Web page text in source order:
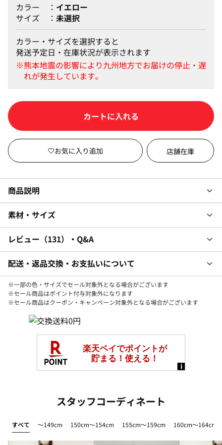
カラー
イエロー
サイズ
未選択
カラー・サイズを選択すると
発送予定日・在庫状況が表示されます
カートに入れる
店舗在庫
商品説明
素材・サイズ
レビュー 131 ・Q&A
配送・返品交換・お支払いについて
※一部の色・サイズでセール対象外となる場合がございます
※セール商品はポイント付与対象外になります
※セール商品はクーポン・キャンペーン対象外となる場合がございます
スタッフコーディネート
すべて ～149cm 150cm～154cm 155cm～159cm 160cm～164cm